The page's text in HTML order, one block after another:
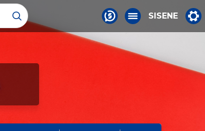
SISENE